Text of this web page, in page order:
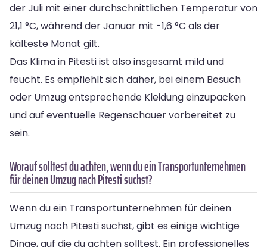
der Juli mit einer durchschnittlichen Temperatur von
21,1 °C, während der Januar mit -1,6 °C als der
kälteste Monat gilt.
Das Klima in Pitesti ist also insgesamt mild und
feucht. Es empfiehlt sich daher, bei einem Besuch
oder Umzug entsprechende Kleidung einzupacken
und auf eventuelle Regenschauer vorbereitet zu
sein.
Worauf solltest du achten, wenn du ein Transportunternehmen
für deinen Umzug nach Pitesti suchst?
Wenn du ein Transportunternehmen für deinen
Umzug nach Pitesti suchst, gibt es einige wichtige
Dinge, auf die du achten solltest. Ein professionelles